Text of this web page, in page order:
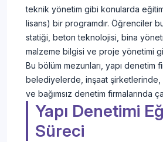
teknik yönetim gibi konularda
lisans) bir programdır. Öğrenciler
statiği, beton teknolojisi, bina
malzeme bilgisi ve proje yönetimi
Bu bölüm mezunları, yapı denetim
belediyelerde, inşaat şirketlerinde,
ve bağımsız denetim firmalarında
Yapı Denetimi
Süreci